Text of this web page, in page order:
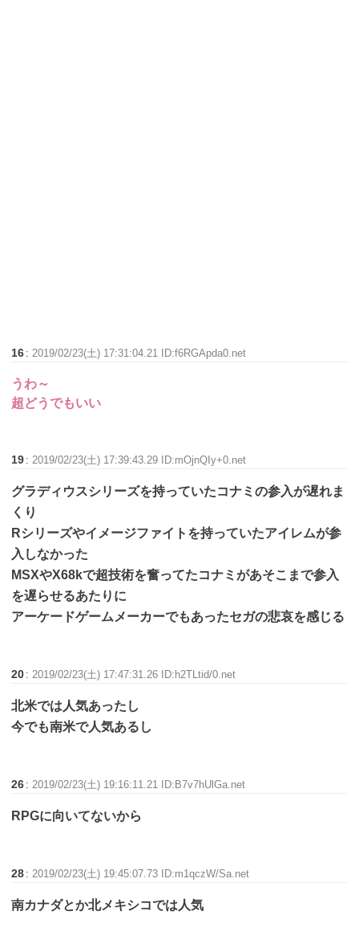
16 : 2019/02/23(土) 17:31:04.21 ID:f6RGApda0.net
うわ～
超どうでもいい
19 : 2019/02/23(土) 17:39:43.29 ID:mOjnQIy+0.net
グラディウスシリーズを持っていたコナミの参入が遅れま
くり
Rシリーズやイメージファイトを持っていたアイレムが参
入しなかった
MSXやX68kで超技術を奮ってたコナミがあそこまで参入
を遅らせるあたりに
アーケードゲームメーカーでもあったセガの悲哀を感じる
20 : 2019/02/23(土) 17:47:31.26 ID:h2TLtid/0.net
北米では人気あったし
今でも南米で人気あるし
26 : 2019/02/23(土) 19:16:11.21 ID:B7v7hUlGa.net
RPGに向いてないから
28 : 2019/02/23(土) 19:45:07.73 ID:m1qczW/Sa.net
南カナダとか北メキシコでは人気